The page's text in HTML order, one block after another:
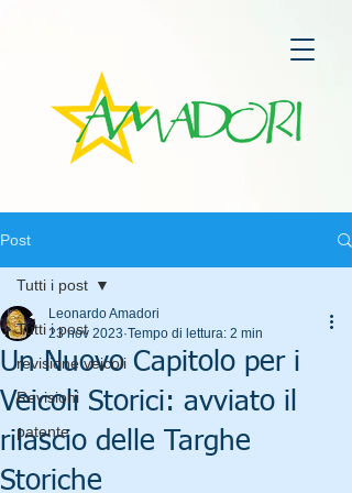
Post
Tutti i post
revisione veicoli
Revisioni
patente
Tutti i post
Un Nuovo Capitolo per i
Veicoli Storici: avviato il
rilascio delle Targhe
Storiche
Leonardo Amadori
23 nov 2023 Tempo di lettura: 2 min